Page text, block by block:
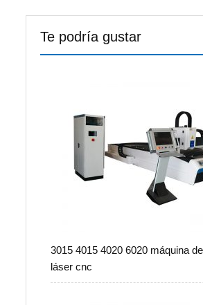
Te podría gustar
3015 4015 4020 6020 máquina
láser cnc